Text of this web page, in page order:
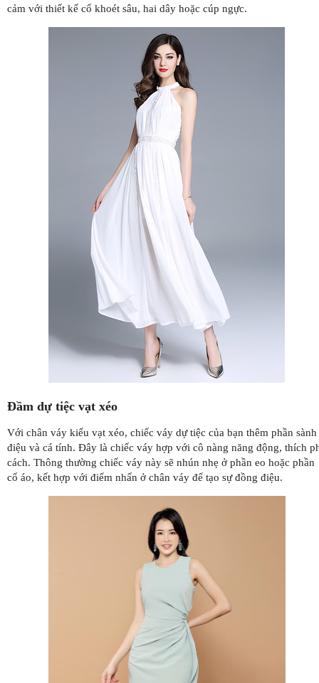
cảm với thiết kế cổ khoét sâu, hai dây hoặc cúp ngực.
Đầm dự tiệc vạt xéo
Với chân váy kiểu vạt xéo, chiếc váy dự tiệc của bạn thêm phần sành
điệu và cá tính. Đây là chiếc váy hợp với cô nàng năng động, thích
cách. Thông thường chiếc váy này sẽ nhún nhẹ ở phần eo hoặc phần
cổ áo, kết hợp với điểm nhấn ở chân váy để tạo sự đồng điệu.